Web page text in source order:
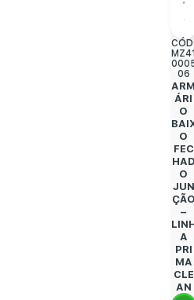
06
ÁRI
O
O
FEC
O
JUN
–
A
PRI
MA
CLE
AN